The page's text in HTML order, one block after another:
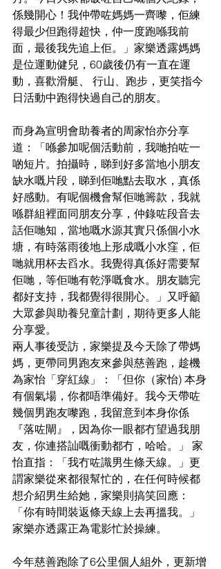
係幾開心！我仲帶咗媽媽一齊嚟，佢練
得最少但跑得超快，仲一度跑喺我前
面，最後我先追上佢。」家樂透露媽媽
是位運動健兒，60歲後仍有一直在運
動，喜歡滑艇、 行山、跑步，更笑指今
日活動中跑得快過自己的朋友。
而身為宣明會助養者的周家怡亦分享
道：「喺參加呢個活動前，我哋拍咗一
啲短片。拍攝時，睇到好多當地小朋友
缺水嘅片段，睇到佢哋點去取水，真係
好感動。有呢個機會幫佢哋籌款，我就
喺群組裡面同朋友分享，仲錄咗段音去
話佢哋知，當地嘅水源其實只係個小水
塘，有時落雨後地上形成嘅小水窪，佢
哋就用杯去舀水。我覺得真係好需要幫
佢哋，等佢哋有乾淨嘅食水。朋友聽完
都好支持，我都覺得很開心。」又呼籲
大眾參與助養兒童計劃，期待更多人能
分享愛。
兩人事後受訪，家樂提及今天除了帶媽
媽，更帶同男跑友來參與慈善跑，趁機
為家怡「穿紅線」：「但你（家怡) 本身
有個氣場，你都唔準備好。我今天帶咗
幾個男跑友嚟跑，我留意到本身你係
『落咗閘』
，因為你一眼都冇望過我朋
友，你連搭訕嘅衝動都冇，哈哈。」 家
怡直指：「我冇咗識男生條天線。」更
謂家樂從來都很幫忙的，在任何時候都
想介紹男生給她，家樂則搞笑回應：
「你有時間裝返條天線上去再搵我。」
家樂亦透露正為電影忙於操練。
今年慈善跑除了6公里個人組外，更新增